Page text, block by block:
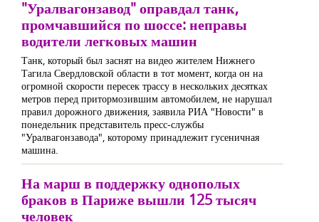
"Уралвагонзавод" оправдал танк,
промчавшийся по шоссе: неправы
водители легковых машин
Танк, который был заснят на видео жителем Нижнего
Тагила Свердловской области в тот момент, когда он на
огромной скорости пересек трассу в нескольких десятках
метров перед притормозившим автомобилем, не нарушал
правил дорожного движения, заявила РИА "Новости" в
понедельник представитель пресс-службы
"Уралвагонзавода", которому принадлежит гусеничная
машина.
На марш в поддержку однополых
браков в Париже вышли 125 тысяч
человек